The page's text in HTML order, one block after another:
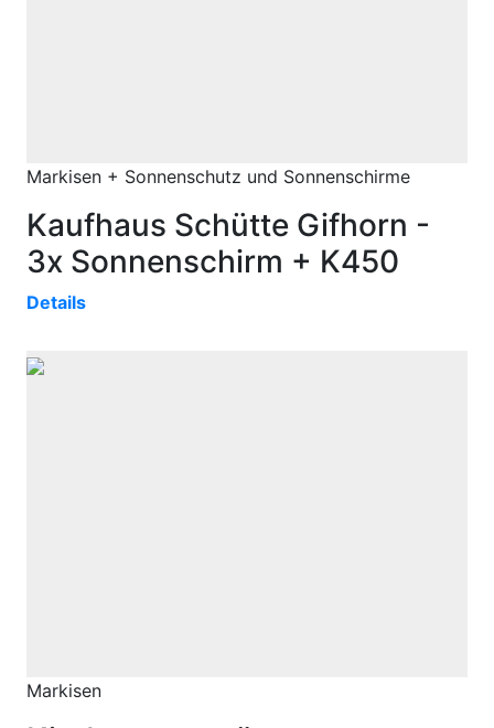
Markisen + Sonnenschutz und Sonnenschirme
Kaufhaus Schütte Gifhorn -
3x Sonnenschirm + K450
Details
Markisen